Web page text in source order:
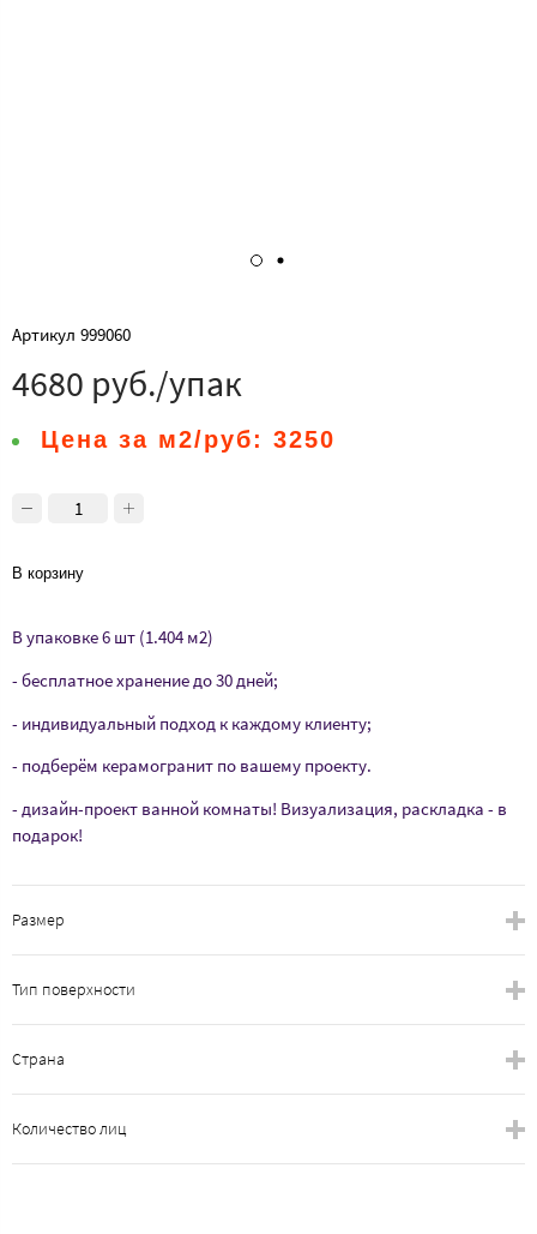
Артикул 999060
4680 руб./упак
Цена за м2/руб: 3250
В корзину
В упаковке 6 шт (1.404 м2)
- бесплатное хранение до 30 дней;
- индивидуальный подход к каждому клиенту;
- подберём керамогранит по вашему проекту.
- дизайн-проект ванной комнаты! Визуализация, раскладка - в
подарок!
Размер
Тип поверхности
Страна
Количество лиц